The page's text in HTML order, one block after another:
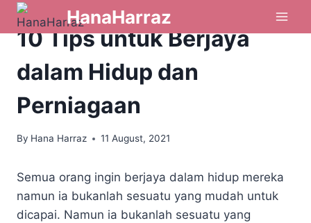
HanaHarraz
INFO & TIPS|LAIN LAIN
10 Tips untuk Berjaya
dalam Hidup dan
Perniagaan
By Hana Harraz 11 August, 2021
Semua orang ingin berjaya dalam hidup mereka
namun ia bukanlah sesuatu yang mudah untuk
dicapai. Namun ia bukanlah sesuatu yang